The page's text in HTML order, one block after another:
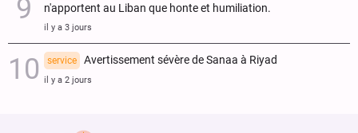
n'apportent au Liban que honte et humiliation.
il y a 3 jours
service Avertissement sévère de Sanaa à Riyad
il y a 2 jours